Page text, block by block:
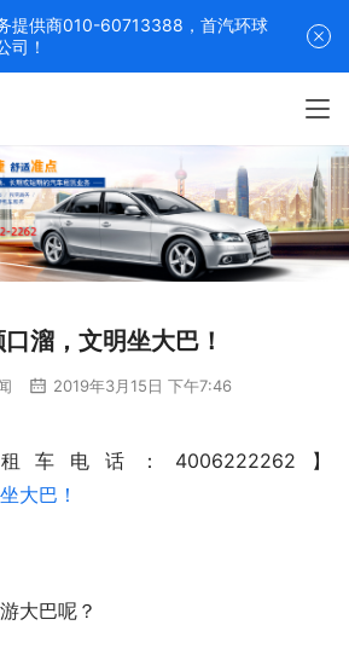
溜，文明坐大巴！
2019年3月15日 下午7:46
车电话：4006222262】
大巴呢？
提供商010-60713388，首汽环球
司！